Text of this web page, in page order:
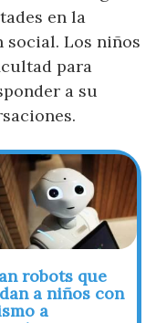
en la
Los niños
para
a su
robots que
a niños con
a